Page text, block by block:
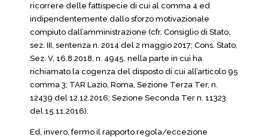
ricorrere delle fattispecie di cui al comma 4 ed
indipendentemente dallo sforzo motivazionale
compiuto dall’amministrazione (cfr. Consiglio di Stato,
sez. III, sentenza n. 2014 del 2 maggio 2017; Cons. Stato,
Sez. V, 16.8.2018, n. 4945, nella parte in cui ha
richiamato la cogenza del disposto di cui all’articolo 95
comma 3; TAR Lazio, Roma, Sezione Terza Ter, n.
12439 del 12.12.2016; Sezione Seconda Ter n. 11323
del 15.11.2016).
Ed, invero, fermo il rapporto regola/eccezione